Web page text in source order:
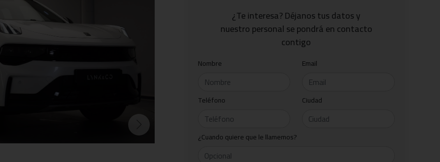
¿Te interesa? Déjanos tus datos y
nuestro personal se pondrá en contacto
contigo
Nombre Email
Teléfono Ciudad
¿Cuando quiere que le llamemos?